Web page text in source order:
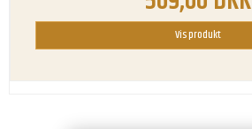
Vis produkt